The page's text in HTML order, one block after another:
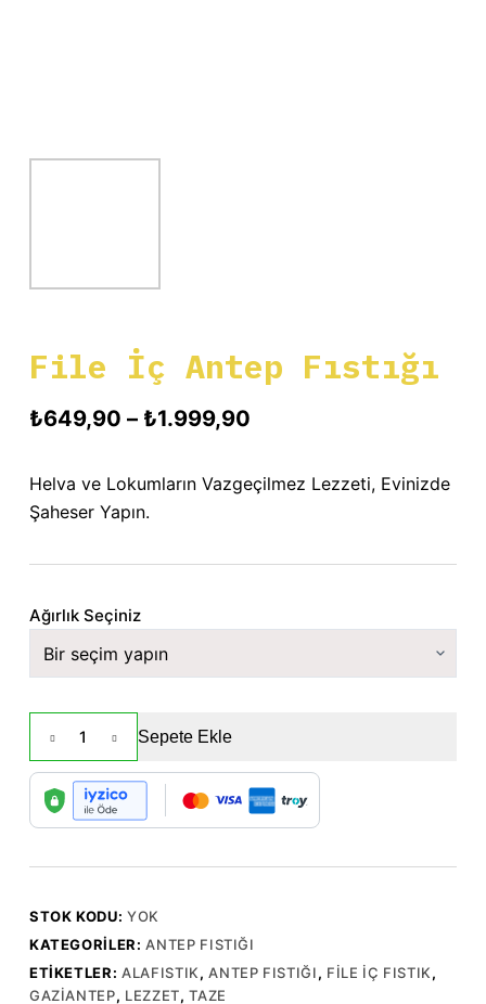
File İç Antep Fıstığı
₺649,90 – ₺1.999,90Fiyat
₺649,90
₺1.999,90
Helva ve Lokumların Vazgeçilmez Lezzeti, Evinizde
Şaheser Yapın.
Ağırlık Seçiniz
Antep
Fıstığı
adet
Sepete Ekle
STOK KODU:YOK
KATEGORILER:ANTEP FISTIĞI
ETIKETLER:ALAFISTIK,ANTEP FISTIĞI, FILE IÇ FISTIK,
GAZIANTEP, LEZZET,TAZE